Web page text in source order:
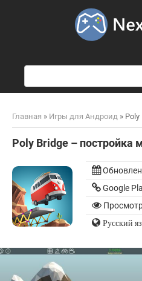
о
и
к
Главная » Игры для Андроид »
Poly Bridge – постройка
Google
Русский